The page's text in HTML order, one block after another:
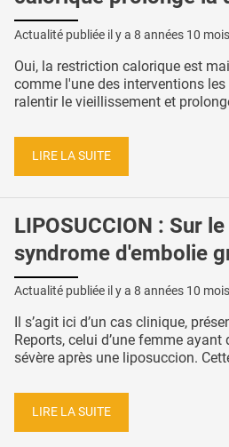
Actualité publiée il y a 8 années 10 mois
Oui, la restriction calorique est
comme l'une des interventions
ralentir le vieillissement et
LIRE LA SUITE
LIPOSUCCION : Sur
syndrome d'embolie
Actualité publiée il y a 8 années 10 mois
Il s’agit ici d’un cas clinique,
Reports, celui d’une femme
sévère après une liposuccion.
LIRE LA SUITE